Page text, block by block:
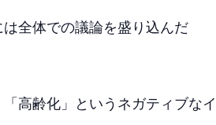
全体での議論を盛り込んだ
高齢化」というネガティブなイ